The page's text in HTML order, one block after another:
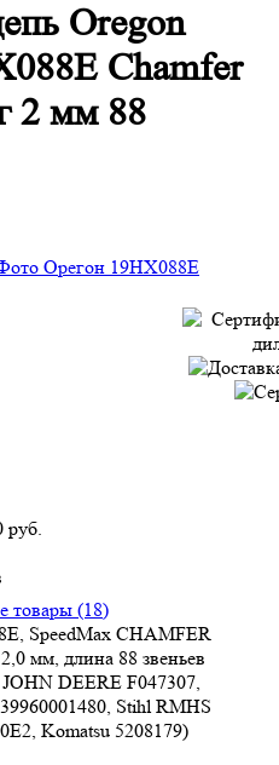
Oregon
Chamfer
2 мм 88
руб.
товары (18)
SpeedMax CHAMFER
мм, длина 88 звеньев
DEERE F047307,
Stihl RMHS
Komatsu 5208179)